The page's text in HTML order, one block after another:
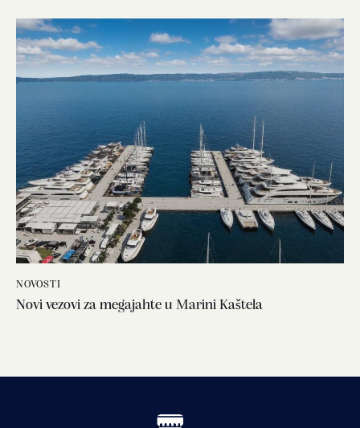
NOVOSTI
Novi vezovi za megajahte u Marini Kaštela